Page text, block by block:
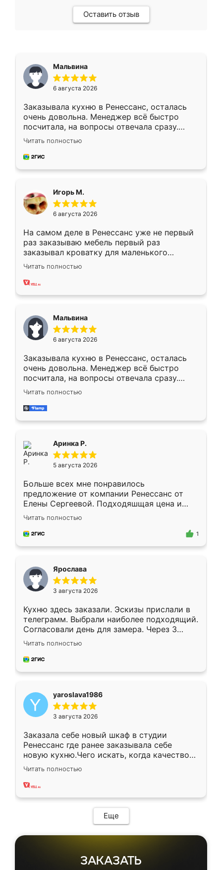
Оставить отзыв
Мальвина
6 августа 2026
Заказывала кухню в Ренессанс, осталась
очень довольна. Менеджер всё быстро
посчитала, на вопросы отвечала сразу.
Замерщик приехал в субботу, подошёл к
делу со всей ответственностью. Собрали
за день, ребята работали аккуратно, даже
Читать полностью
Игорь М.
6 августа 2026
На самом деле в Ренессанс уже не первый
раз заказываю мебель первый раз
заказывал кроватку для маленького
ребёнка при его рождении ,во второй раз
заказал шкаф-купе. По качеству очень
хорошее сборка достаточно быстрая,
меньше, здесь же он более разнообразный.
Мне нравится ,если что-то потребуется из
мебели буду заказывать только здесь.
Читать полностью
Мальвина
6 августа 2026
Заказывала кухню в Ренессанс, осталась
очень довольна. Менеджер всё быстро
посчитала, на вопросы отвечала сразу.
Замерщик приехал в субботу, подошёл к
делу со всей ответственностью. Собрали
за день, ребята работали аккуратно, даже
Читать полностью
Аринка Р.
5 августа 2026
Больше всех мне понравилось
предложение от компании Ренессанс от
Елены Сергеевой. Подходяшщая цена и
короткие сроки изготовления. Приехавший
для замера сотрудник Владислав
предложил по моему эскизу самый
Читать полностью
1
Ярослава
3 августа 2026
Кухню здесь заказали. Эскизы прислали в
телеграмм. Выбрали наиболее подходящий.
Согласовали день для замера. Через 3
недели кухня была уже готова. Остались
довольны работой. Спасибо Ренессанс
мебель за качественную работу!
Читать полностью
yaroslava1986
3 августа 2026
Заказала себе новый шкаф в студии
Ренессанс где ранее заказывала себе
новую кухню.Чего искать, когда качеством
вполне довольна. Служит кухня уже почти
два года, нареканий нет.
Читать полностью
Еще
ЗАКАЗАТЬ